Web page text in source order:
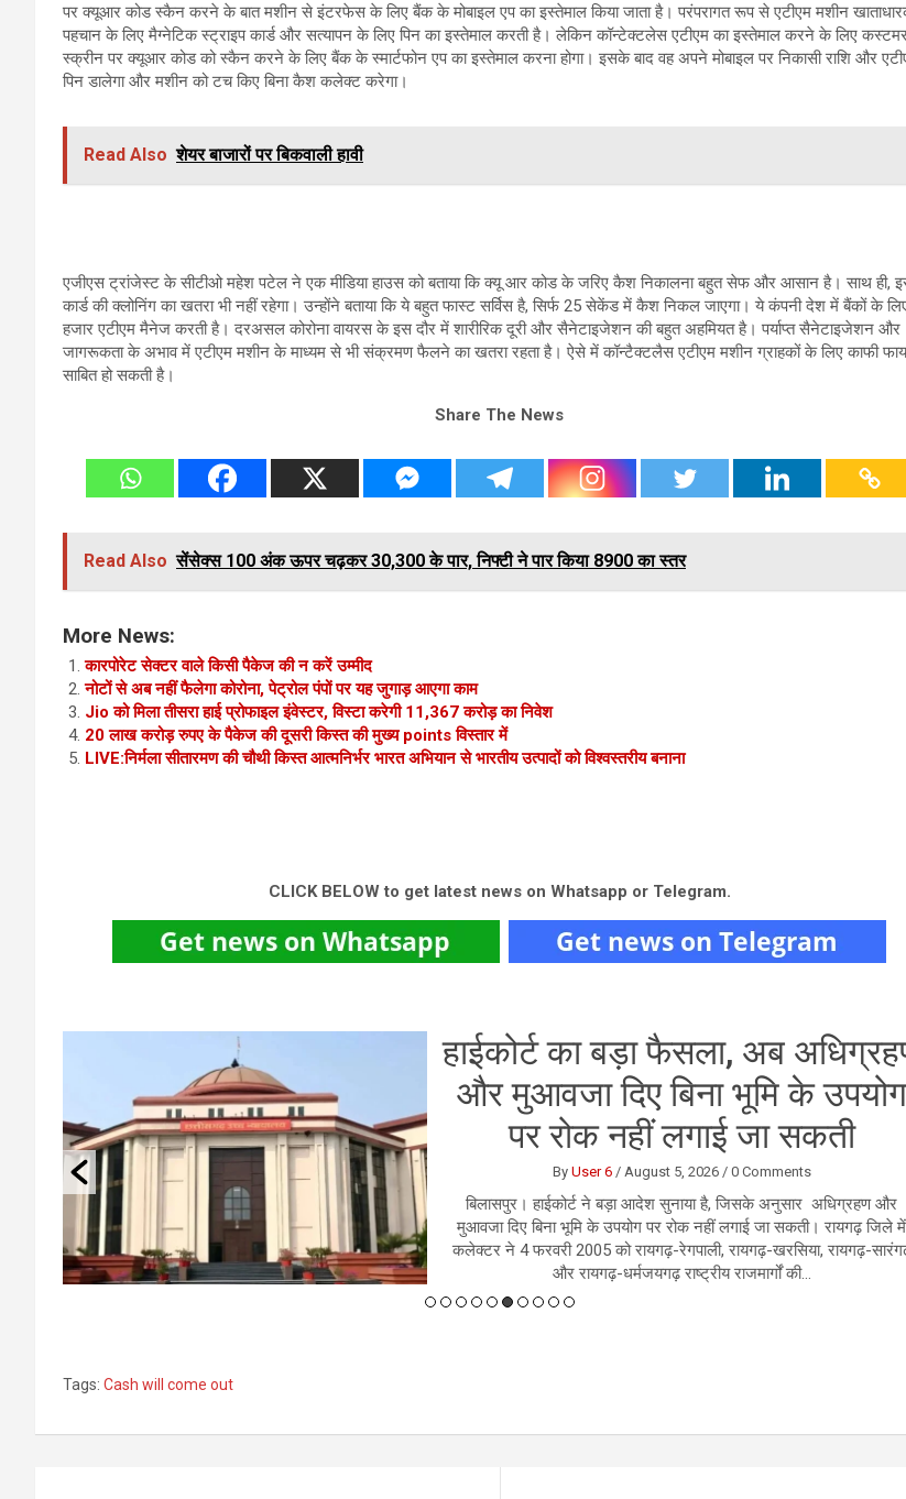
पर क्यूआर कोड स्कैन करने के बात मशीन से इंटरफेस के लिए बैंक के मोबाइल एप का इस्तेमाल किया जाता है। परंपरागत रूप से एटीएम मशीन
पहचान के लिए मैग्नेटिक स्ट्राइप कार्ड और सत्यापन के लिए पिन का इस्तेमाल करती है। लेकिन कॉन्टेक्टलेस एटीएम का इस्तेमाल करने के लिए
स्क्रीन पर क्यूआर कोड को स्कैन करने के लिए बैंक के स्मार्टफोन एप का इस्तेमाल करना होगा। इसके बाद वह अपने मोबाइल पर निकासी राशि और
पिन डालेगा और मशीन को टच किए बिना कैश कलेक्ट करेगा।
Read Also शेयर बाजारों पर बिकवाली हावी
एजीएस ट्रांजेस्ट के सीटीओ महेश पटेल ने एक मीडिया हाउस को बताया कि क्यू आर कोड के जरिए कैश निकालना बहुत सेफ और आसान है। साथ ही,
कार्ड की क्लोनिंग का खतरा भी नहीं रहेगा। उन्होंने बताया कि ये बहुत फास्ट सर्विस है, सिर्फ 25 सेकेंड में कैश निकल जाएगा। ये कंपनी देश में बैंकों के
हजार एटीएम मैनेज करती है। दरअसल कोरोना वायरस के इस दौर में शारीरिक दूरी और सैनेटाइजेशन की बहुत अहमियत है। पर्याप्त सैनेटाइजेशन और
जागरूकता के अभाव में एटीएम मशीन के माध्यम से भी संक्रमण फैलने का खतरा रहता है। ऐसे में कॉन्टैक्टलैस एटीएम मशीन ग्राहकों के लिए काफी
साबित हो सकती है।
Share The News
Read Also सेंसेक्स 100 अंक ऊपर चढ़कर 30,300 के पार, निफ्टी ने पार किया 8900 का स्तर
More News:
कारपोरेट सेक्टर वाले किसी पैकेज की न करें उम्मीद
नोटों से अब नहीं फैलेगा कोरोना, पेट्रोल पंपों पर यह जुगाड़ आएगा काम
Jio को मिला तीसरा हाई प्रोफाइल इंवेस्टर, विस्टा करेगी 11,367 करोड़ का निवेश
20 लाख करोड़ रुपए के पैकेज की दूसरी किस्त की मुख्य points विस्तार में
LIVE:निर्मला सीतारमण की चौथी किस्त आत्मनिर्भर भारत अभियान से भारतीय उत्पादों को विश्वस्तरीय बनाना
CLICK BELOW to get latest news on Whatsapp or Telegram.
हाईकोर्ट का बड़ा फैसला, अब अधिग्रहण
और मुआवजा दिए बिना भूमि के उपयोग
पर रोक नहीं लगाई जा सकती
August 5, 2026 0 Comments
बिलासपुर। हाईकोर्ट ने बड़ा आदेश सुनाया है, जिसके अनुसार अधिग्रहण और
मुआवजा दिए बिना भूमि के उपयोग पर रोक नहीं लगाई जा सकती। रायगढ़ जिले में
कलेक्टर ने 4 फरवरी 2005 को रायगढ़-रेगपाली, रायगढ़-खरसिया, रायगढ़-सारंगढ़
और रायगढ़-धर्मजयगढ़ राष्ट्रीय राजमार्गों की...
Tags: Cash will come out